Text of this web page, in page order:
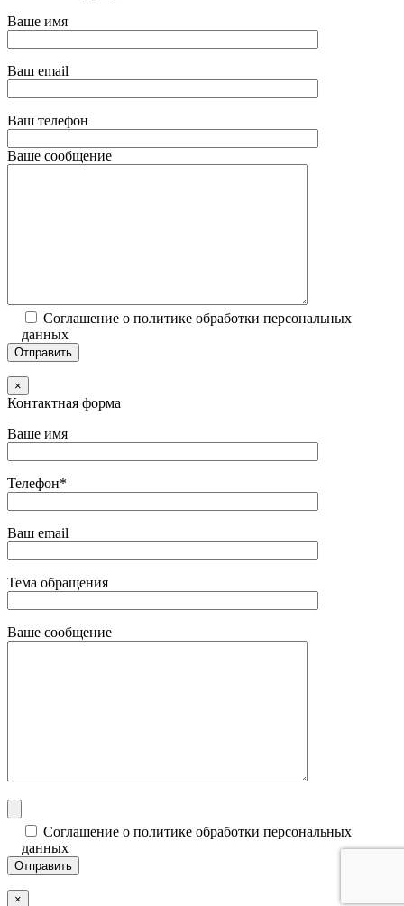
Ваше имя
Ваш email
Ваш телефон
Ваше сообщение
Соглашение о политике обработки персональных
данных
×
Контактная форма
Ваше имя
Телефон*
Ваш email
Тема обращения
Ваше сообщение
Соглашение о политике обработки персональных
данных
×